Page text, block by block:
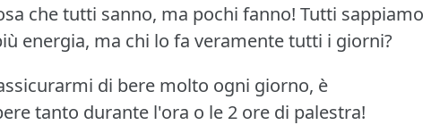
che tutti sanno, ma pochi fanno! Tutti sappiamo
energia, ma chi lo fa veramente tutti i giorni?
di bere molto ogni giorno, è
tanto durante l'ora o le 2 ore di palestra!